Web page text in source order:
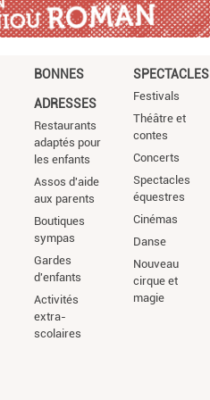
BONNES
ADRESSES
Restaurants
adaptés pour
les enfants
Assos d'aide
aux parents
Boutiques
sympas
Gardes
d'enfants
Activités
extra-
scolaires
SPECTACLES
Festivals
Théâtre et
contes
Concerts
Spectacles
équestres
Cinémas
Danse
Nouveau
cirque et
magie